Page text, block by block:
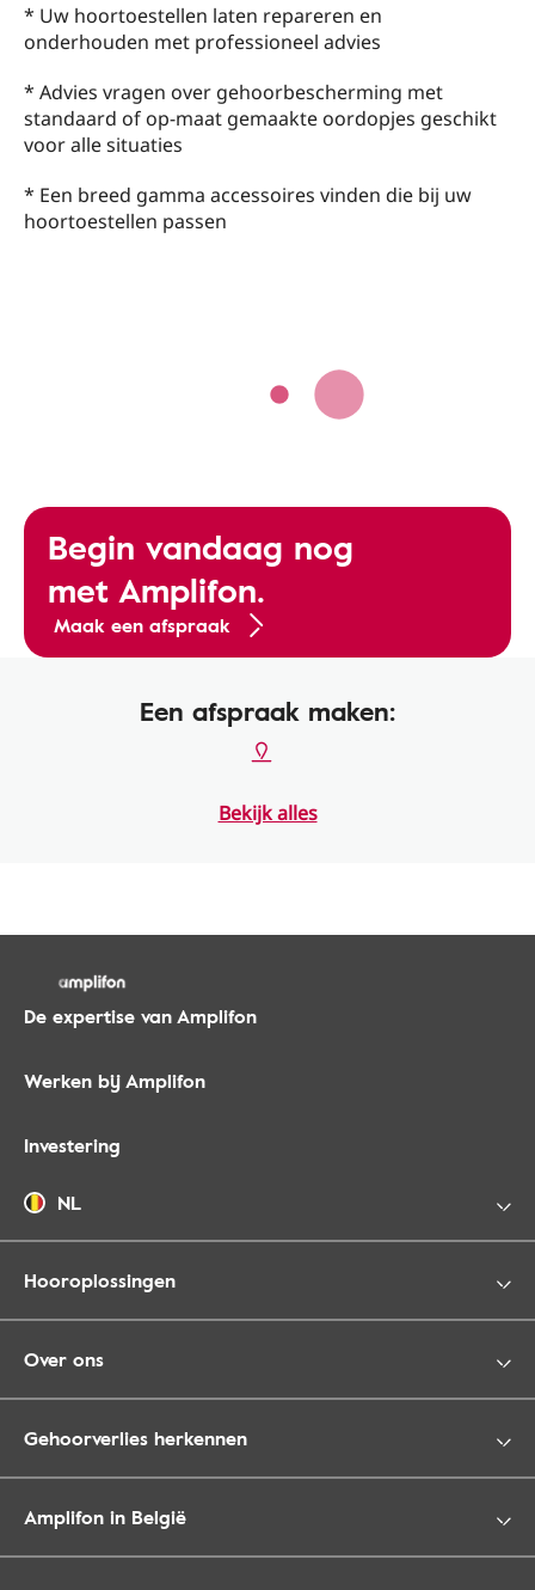
* Uw hoortoestellen laten repareren en
onderhouden met professioneel advies
* Advies vragen over gehoorbescherming met
standaard of op-maat gemaakte oordopjes geschikt
voor alle situaties
* Een breed gamma accessoires vinden die bij uw
hoortoestellen passen
Begin vandaag nog
met Amplifon.
Maak een afspraak
Een afspraak maken:
Bekijk alles
De expertise van Amplifon
Werken bij Amplifon
Investering
NL
Hooroplossingen
Over ons
Gehoorverlies herkennen
Amplifon in België